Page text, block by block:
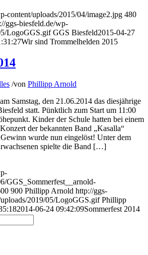
content/uploads/2015/04/image2.jpg 480
ggs-biesfeld.de/wp-
LogoGGS.gif GGS Biesfeld2015-04-27
Wir sind Trommelhelden 2015
/von Phillipp Arnold
Samstag, den 21.06.2014 das diesjährige
statt. Pünktlich zum Start um 11:00
Kinder der Schule hatten bei einem
der bekannten Band „Kasalla“
wurde nun eingelöst! Unter dem
spielte die Band […]
GGS_Sommerfest__arnold-
900 Phillipp Arnold http://ggs-
2019/05/LogoGGS.gif Phillipp
2014-06-24 09:42:09Sommerfest 2014